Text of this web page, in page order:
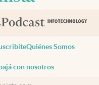
Quiénes Somos
con nosotros